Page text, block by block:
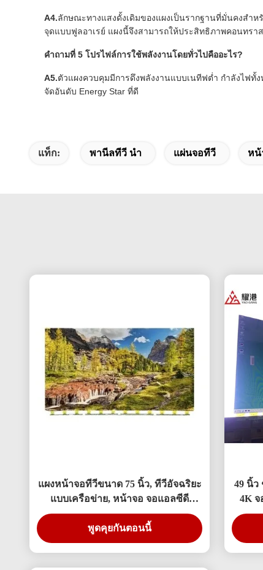
A4.ลักษณะทางแสงดั้งเดิมของแผงเป็นรากฐานที่มั่นคงสำ
จุดแบบฟูลอาเรย์ แผงนี้จึงสามารถให้ประสิทธิภาพคอนทรา
คำถามที่ 5 โปรไฟล์การใช้พลังงานโดยทั่วไปคืออะไร?
A5.ตัวแผงควบคุมมีการดึงพลังงานแบบเนทีฟต่ำ กำลังไฟ
จัดอันดับ Energy Star ที่ดี
แท็ก: พานีลทีวี นำ แผ่นจอทีวี หน้
แผงหน้าจอทีวีขนาด 75 นิ้ว, ทีวีอัจฉริยะ
แบบเครือข่าย, หน้าจอ จอแอลซีดี
สำหรับเปลี่ยน BOE แอลจี Hisense
พูดคุยกันตอนนี้
49 นิ้ว
4K